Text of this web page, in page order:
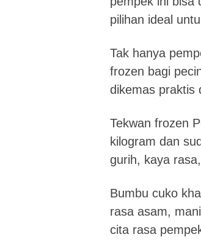
pilihan ideal
Tak hanya
frozen bagi
dikemas praktis
Tekwan frozen
kilogram dan
gurih, kaya
Bumbu cuko
rasa asam,
cita rasa